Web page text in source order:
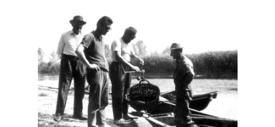
ANNI 70 – PESATURA E
CONSEGNA DEL PESCE
“TARA”